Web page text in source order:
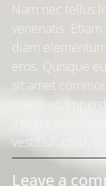
Nam nec tellus
venenatis.
diam
eros. Quisque
sit amet
mattis et,
Integer non
vestibulum id,
Leave a